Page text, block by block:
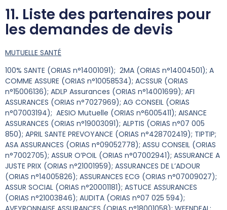
11. Liste des partenaires pour
les demandes de devis
MUTUELLE SANTÉ
100% SANTE (ORIAS n°14001091); 2MA (ORIAS n°14004501); A
COMME ASSURE (ORIAS n°10058534); ACSSUR (ORIAS
n°15006136); ADLP Assurances (ORIAS n°14001699); AFI
ASSURANCES (ORIAS n°7027969); AG CONSEIL (ORIAS
n°07003194); AESIO Mutuelle (ORIAS n°6005411); AISANCE
ASSURANCES (ORIAS n°19003091); ALPTIS (ORIAS n°07 005
850); APRIL SANTE PREVOYANCE (ORIAS n°428702419); TIPTIP;
ASA ASSURANCES (ORIAS n°09052778); ASSU CONSEIL (ORIAS
n°7002705); ASSUR O’POIL (ORIAS n°07002941); ASSURANCE A
JUSTE PRIX (ORIAS n°21001959); ASSURANCES DE L’ADOUR
(ORIAS n°14005826); ASSURANCES ECG (ORIAS n°07009027);
ASSUR SOCIAL (ORIAS n°20001181); ASTUCE ASSURANCES
(ORIAS n°21003846); AUDITA (ORIAS n°07 025 594);